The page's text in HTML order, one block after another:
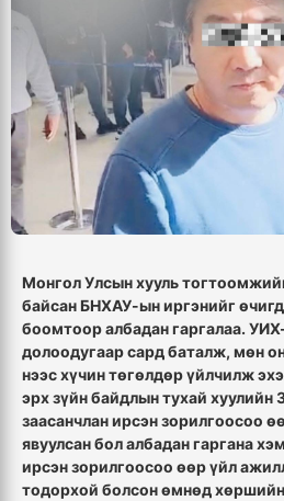
Монгол Улсын хууль
байсан БНХАУ-ын иргэнийг
боомтоор албадан гаргалаа.
долоодугаар сард баталж, мөн
нээс хүчин төгөлдөр үйлчилж
эрх зүйн байдлын тухай хуулийн
заасанчлан ирсэн зорилгоосоо
явуулсан бол албадан гаргана
ирсэн зорилгоосоо өөр үйл
тодорхой болсон өмнөд